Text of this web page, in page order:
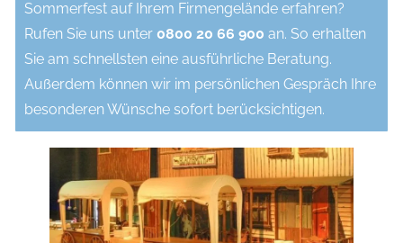
Sommerfest auf Ihrem Firmengelände erfahren?
Rufen Sie uns unter 0800 20 66 900 an. So erhalten
Sie am schnellsten eine ausführliche Beratung.
Außerdem können wir im persönlichen Gespräch Ihre
besonderen Wünsche sofort berücksichtigen.